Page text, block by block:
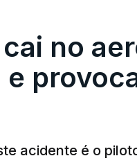
no
acidente é o